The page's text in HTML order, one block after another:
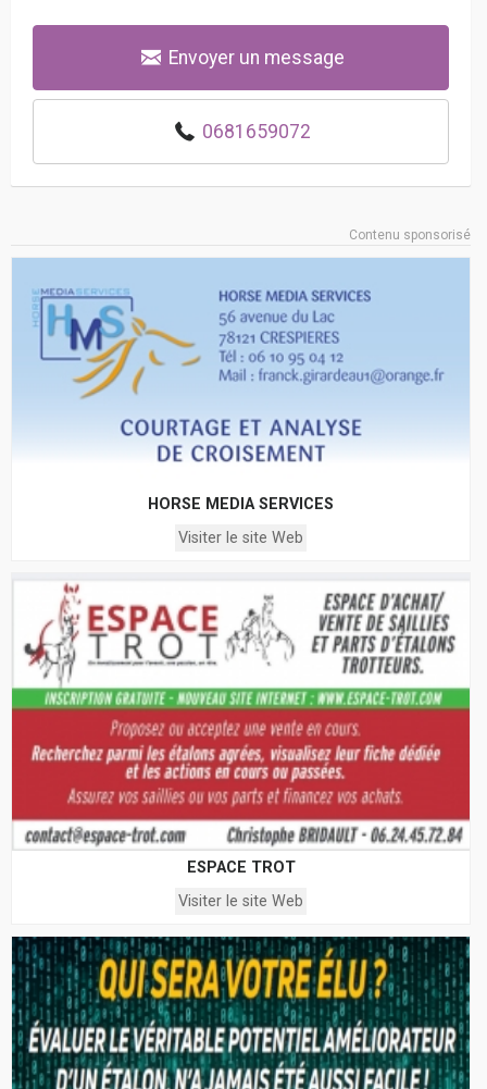
Envoyer un message
0681659072
Contenu sponsorisé
HORSE MEDIA SERVICES
Visiter le site Web
ESPACE TROT
Visiter le site Web